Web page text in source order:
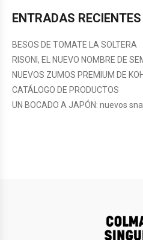
ENTRADAS RECIENTES
BESOS DE TOMATE LA SOLTERA
RISONI, EL NUEVO NOMBRE DE
NUEVOS ZUMOS PREMIUM DE
CATÁLOGO DE PRODUCTOS
UN BOCADO A JAPÓN: nuevos